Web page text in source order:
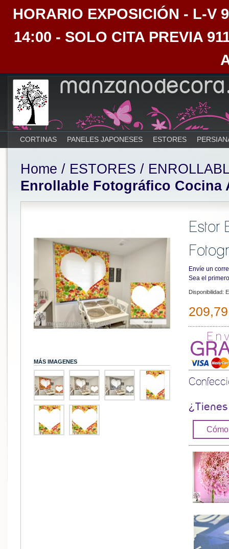
HORARIO EXPOSICIÓN - L-V
14:00 - SOLO CITA PREVIA
CORTINAS PANELES JAPONESES ESTORES
Home / ESTORES /
Enrollable Fotográfico Cocina
Estor
Envíe un
Sea el
Disponibilidad:
MÁS IMAGENES